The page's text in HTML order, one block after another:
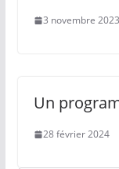
3 novembre 2023
Un
28 février 2024